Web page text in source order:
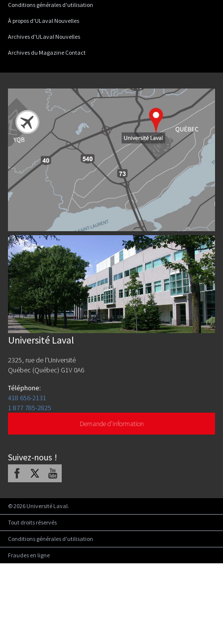
Conditions générales d'utilisation
À propos d'ULaval Nouvelles
Archives d'ULaval Nouvelles
Archives du Magazine Contact
Université Laval
2325, rue de l'Université
Québec (Québec) G1V 0A6
Téléphone:
418 656-2131
1 877 785-2825
Demande d'information
Suivez-nous !
Facebook Youtube
©2026 Université Laval.
Tout droits réservés
Conditions générales d'utilisation
Fraudes en ligne